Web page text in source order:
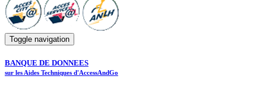
Toggle navigation
BANQUE DE DONNEES
sur les Aides Techniques d'AccessAndGo